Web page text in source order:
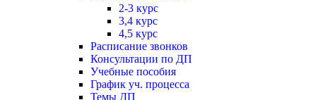
2-3 курс
3,4 курс
4,5 курс
Расписание звонков
Консультации по ДП
Учебные пособия
График уч. процесса
Темы ДП